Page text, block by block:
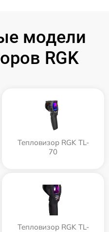
модели
RGK
Тепловизор RGK TL-
70
Тепловизор RGK TL-